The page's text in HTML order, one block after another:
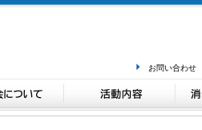
お問い合わせ